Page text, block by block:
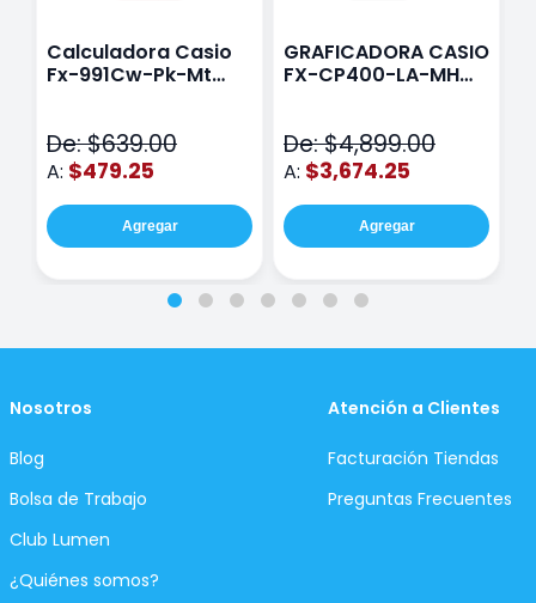
Calculadora Casio
Fx-991Cw-Pk-Mt
De: $639.00
A: $479.25
Agregar
GRAFICADORA CASIO
FX-CP400-LA-MH
De: $4,899.00
A: $3,674.25
Agregar
Nosotros
Blog
Bolsa de Trabajo
Club Lumen
¿Quiénes somos?
Atención a Clientes
Facturación Tiendas
Preguntas Frecuentes